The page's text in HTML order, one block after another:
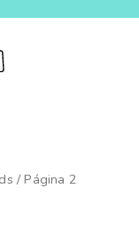
/ Página 2